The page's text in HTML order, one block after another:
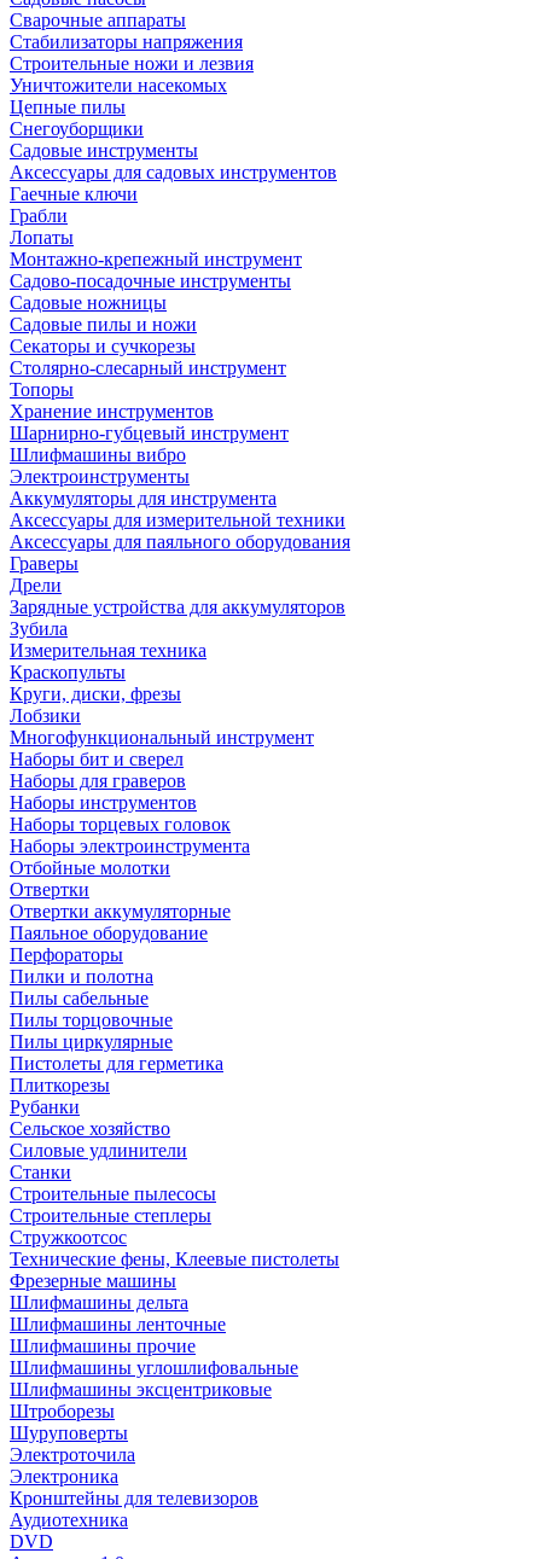
Сварочные аппараты
Стабилизаторы напряжения
Строительные ножи и лезвия
Уничтожители насекомых
Цепные пилы
Снегоуборщики
Садовые инструменты
Аксессуары для садовых инструментов
Гаечные ключи
Грабли
Лопаты
Монтажно-крепежный инструмент
Садово-посадочные инструменты
Садовые ножницы
Садовые пилы и ножи
Секаторы и сучкорезы
Столярно-слесарный инструмент
Топоры
Хранение инструментов
Шарнирно-губцевый инструмент
Шлифмашины вибро
Электроинструменты
Аккумуляторы для инструмента
Аксессуары для измерительной техники
Аксессуары для паяльного оборудования
Граверы
Дрели
Зарядные устройства для аккумуляторов
Зубила
Измерительная техника
Краскопульты
Круги, диски, фрезы
Лобзики
Многофункциональный инструмент
Наборы бит и сверел
Наборы для граверов
Наборы инструментов
Наборы торцевых головок
Наборы электроинструмента
Отбойные молотки
Отвертки
Отвертки аккумуляторные
Паяльное оборудование
Перфораторы
Пилки и полотна
Пилы сабельные
Пилы торцовочные
Пилы циркулярные
Пистолеты для герметика
Плиткорезы
Рубанки
Сельское хозяйство
Силовые удлинители
Станки
Строительные пылесосы
Строительные степлеры
Стружкоотсос
Технические фены, Клеевые пистолеты
Фрезерные машины
Шлифмашины дельта
Шлифмашины ленточные
Шлифмашины прочие
Шлифмашины углошлифовальные
Шлифмашины эксцентриковые
Штроборезы
Шуруповерты
Электроточила
Электроника
Кронштейны для телевизоров
Аудиотехника
DVD